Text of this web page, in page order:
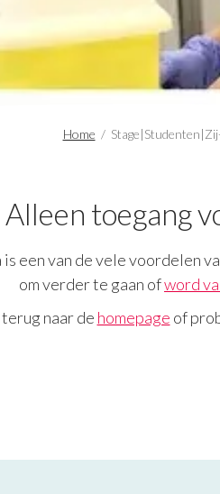
Home /
Alleen toegang
is een van de vele voordelen
om verder te gaan ofword
terug naar de homepage of